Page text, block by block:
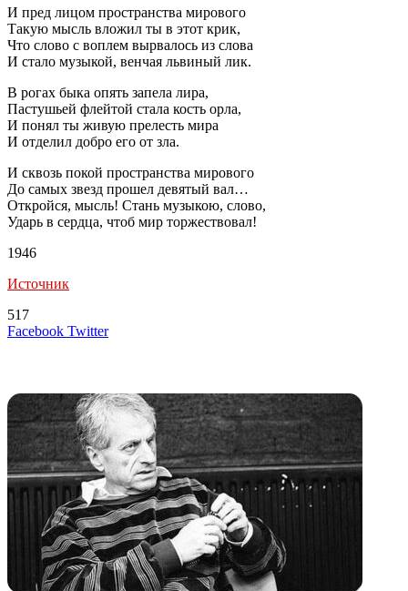
И пред лицом пространства мирового
Такую мысль вложил ты в этот крик,
Что слово с воплем вырвалось из слова
И стало музыкой, венчая львиный лик.
В рогах быка опять запела лира,
Пастушьей флейтой стала кость орла,
И понял ты живую прелесть мира
И отделил добро его от зла.
И сквозь покой пространства мирового
До самых звезд прошел девятый вал…
Откройся, мысль! Стань музыкою, слово,
Ударь в сердца, чтоб мир торжествовал!
1946
Источник
517
Facebook TwitterLinkedIn
Tumblr
Reddit
Вконтакте
Одноклассники
Skype
Messenger
Messenger
WhatsApp
Telegram
Viber
Line
Поделиться
Печатать